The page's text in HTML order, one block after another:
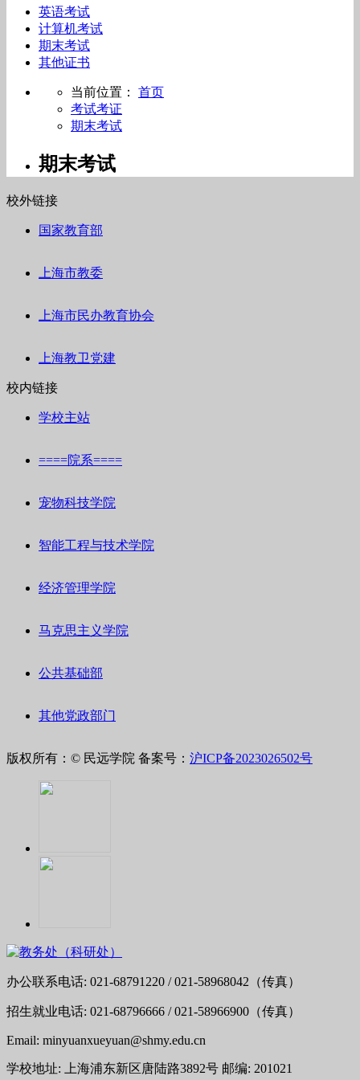
英语考试
计算机考试
期末考试
其他证书
当前位置： 首页
考试考证
期末考试
期末考试
校外链接
国家教育部
上海市教委
上海市民办教育协会
上海教卫党建
校内链接
学校主站
====院系====
宠物科技学院
智能工程与技术学院
经济管理学院
马克思主义学院
公共基础部
其他党政部门
版权所有：© 民远学院 备案号： 沪ICP备2023026502号
办公联系电话: 021-68791220 / 021-58968042（传真）
招生就业电话: 021-68796666 / 021-58966900（传真）
Email: minyuanxueyuan@shmy.edu.cn
学校地址: 上海浦东新区唐陆路3892号 邮编: 201021